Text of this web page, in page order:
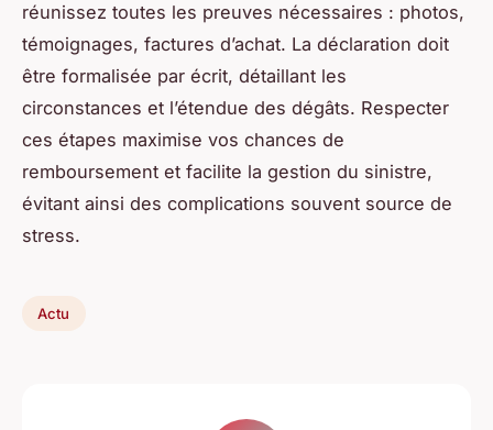
réunissez toutes les preuves nécessaires : photos,
témoignages, factures d’achat. La déclaration doit
être formalisée par écrit, détaillant les
circonstances et l’étendue des dégâts. Respecter
ces étapes maximise vos chances de
remboursement et facilite la gestion du sinistre,
évitant ainsi des complications souvent source de
stress.
Actu